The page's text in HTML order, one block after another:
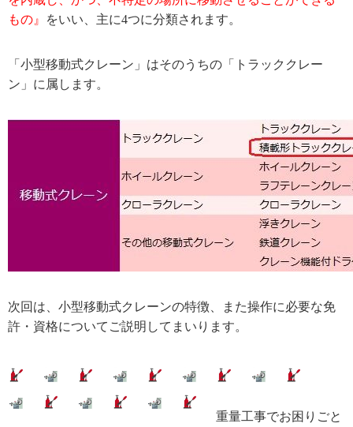
もの』
をいい、主に4つに分類されます。
「小型移動式クレーン」はそのうちの「トラッククレー
ン」に属します。
次回は、小型移動式クレーンの特徴、また操作に必要な免
許・資格についてご説明してまいります。
重量工事でお困りごと